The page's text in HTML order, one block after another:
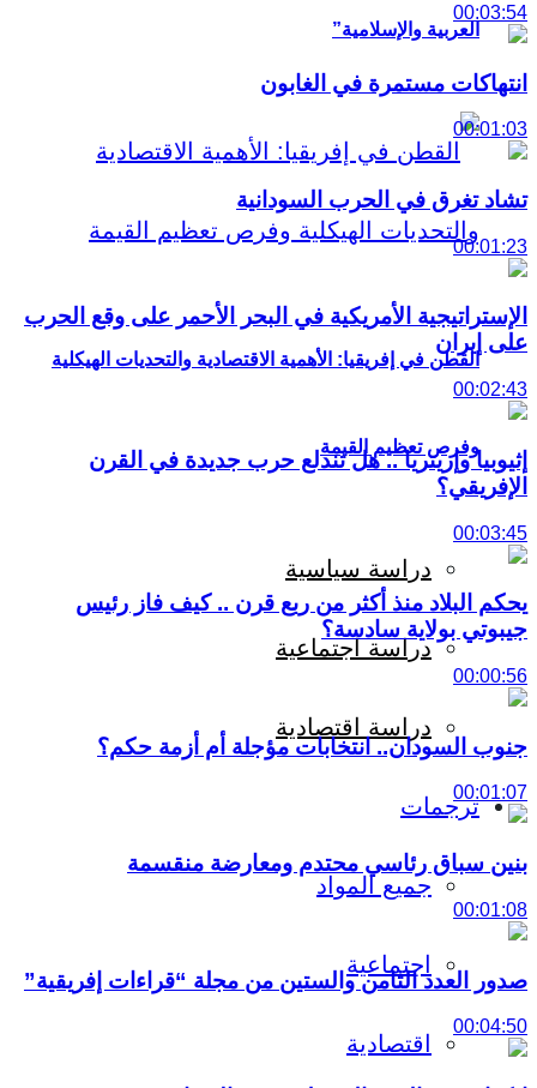
العربية والإسلامية”
القطن في إفريقيا: الأهمية الاقتصادية والتحديات الهيكلية
وفرص تعظيم القيمة
دراسة سياسية
دراسة اجتماعية
دراسة اقتصادية
ترجمات
جميع المواد
اجتماعية
اقتصادية
00:03:54
انتهاكات مستمرة في الغابون
00:01:03
تشاد تغرق في الحرب السودانية
00:01:23
الإستراتيجية الأمريكية في البحر الأحمر على وقع الحرب
على إيران
00:02:43
إثيوبيا وإريتريا .. هل تندلع حرب جديدة في القرن
الإفريقي؟
00:03:45
يحكم البلاد منذ أكثر من ربع قرن .. كيف فاز رئيس
جيبوتي بولاية سادسة؟
00:00:56
جنوب السودان.. انتخابات مؤجلة أم أزمة حكم؟
00:01:07
بنين سباق رئاسي محتدم ومعارضة منقسمة
00:01:08
صدور العدد الثامن والستين من مجلة “قراءات إفريقية”
00:04:50